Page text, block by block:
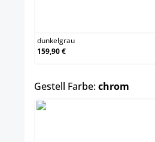
dunkelgrau
159,90 €
Gestell Farbe:chrom